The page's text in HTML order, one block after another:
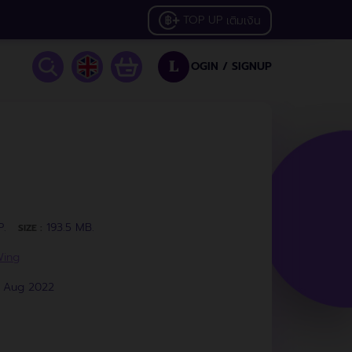
TOP UP เติมเงิน
L OGIN / SIGNUP
SIZE :
193.5 MB.
Aug 2022